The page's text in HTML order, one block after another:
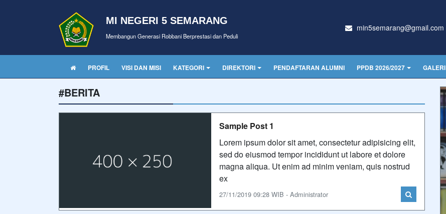
MI NEGERI 5 SEMARANG
Membangun Generasi Robbani Berprestasi dan Peduli
min5semarang@gmail.com
PROFIL VISI DAN MISI KATEGORI DIREKTORI PENDAFTARAN ALUMNI PPDB 2026/2027 GALERI
#BERITA
Sample Post 1
Lorem ipsum dolor sit amet, consectetur adipisicing elit,
sed do eiusmod tempor incididunt ut labore et dolore
magna aliqua. Ut enim ad minim veniam, quis nostrud
ex
27/11/2019 09:28 WIB - Administrator